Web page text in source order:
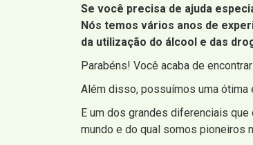
Se você precisa de ajuda
Nós temos vários anos de
da utilização do álcool e das
Parabéns! Você acaba de
Além disso, possuímos uma ótima
E um dos grandes diferenciais
mundo e do qual somos pioneiros